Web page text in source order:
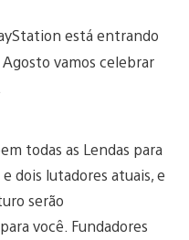
está entrando
vamos celebrar
todas as Lendas para
dois lutadores atuais, e
serão
você. Fundadores